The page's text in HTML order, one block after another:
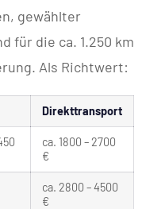
gewählter
für die ca. 1.250 km
Als Richtwert:
Direkttransport
ca. 1800 – 2700
€
ca. 2800 – 4500
€